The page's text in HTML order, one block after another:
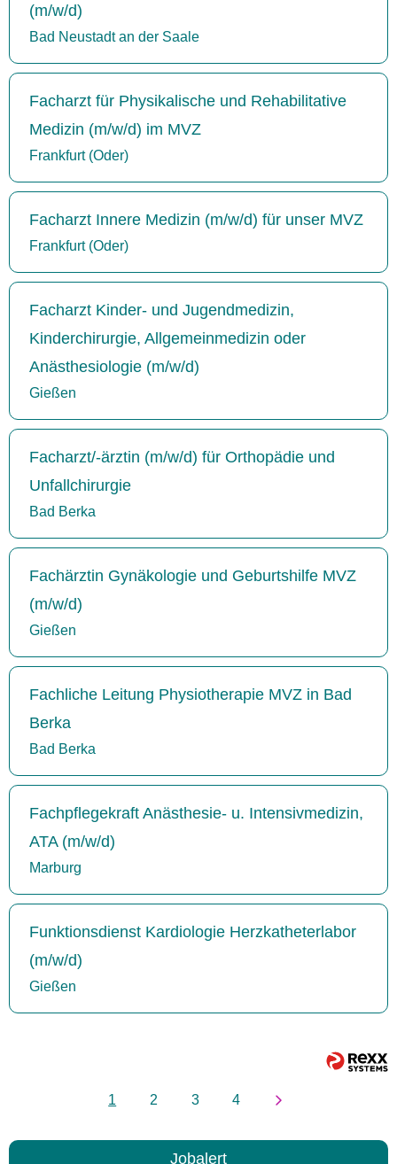
(m/w/d)
Bad Neustadt an der Saale
Facharzt für Physikalische und Rehabilitative
Medizin (m/w/d) im MVZ
Frankfurt (Oder)
Facharzt Innere Medizin (m/w/d) für unser MVZ
Frankfurt (Oder)
Facharzt Kinder- und Jugendmedizin,
Kinderchirurgie, Allgemeinmedizin oder
Anästhesiologie (m/w/d)
Gießen
Facharzt/-ärztin (m/w/d) für Orthopädie und
Unfallchirurgie
Bad Berka
Fachärztin Gynäkologie und Geburtshilfe MVZ
(m/w/d)
Gießen
Fachliche Leitung Physiotherapie MVZ in Bad
Berka
Bad Berka
Fachpflegekraft Anästhesie- u. Intensivmedizin,
ATA (m/w/d)
Marburg
Funktionsdienst Kardiologie Herzkatheterlabor
(m/w/d)
Gießen
1 2 3 4
Jobalert